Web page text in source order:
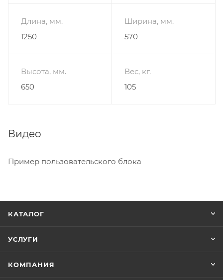
Длина, мм.
1250
Ширина, мм.
570
Высота, мм.
650
Вес, кг.
105
Видео
Пример пользовательского блока
КАТАЛОГ
УСЛУГИ
КОМПАНИЯ